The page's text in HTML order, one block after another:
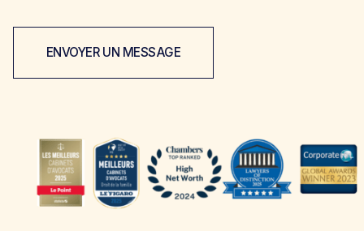
ENVOYER UN MESSAGE